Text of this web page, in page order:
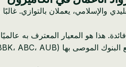
يعملان بالتوازي. غالبًا
هذا هو المعيار المعترف